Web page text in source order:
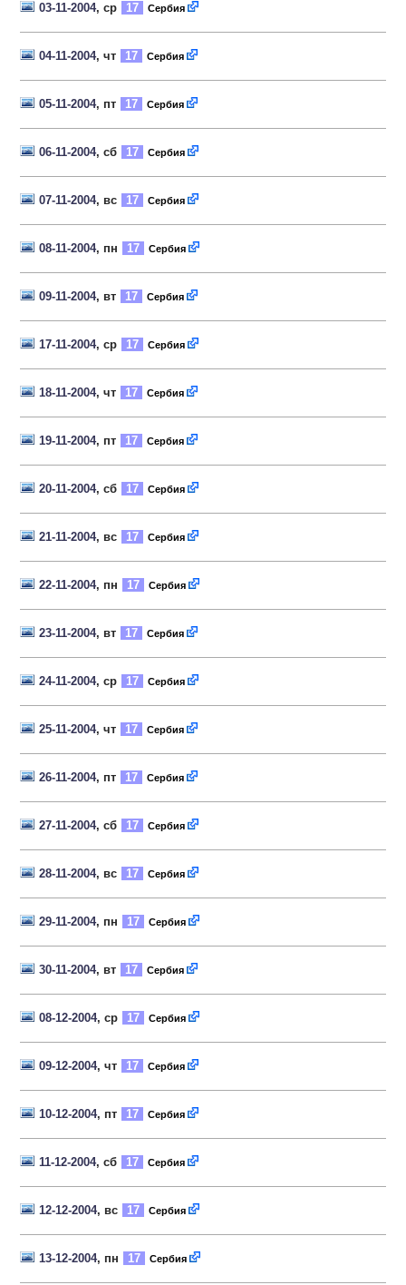
03-11-2004, ср 17 Сербия
04-11-2004, чт 17 Сербия
05-11-2004, пт 17 Сербия
06-11-2004, сб 17 Сербия
07-11-2004, вс 17 Сербия
08-11-2004, пн 17 Сербия
09-11-2004, вт 17 Сербия
17-11-2004, ср 17 Сербия
18-11-2004, чт 17 Сербия
19-11-2004, пт 17 Сербия
20-11-2004, сб 17 Сербия
21-11-2004, вс 17 Сербия
22-11-2004, пн 17 Сербия
23-11-2004, вт 17 Сербия
24-11-2004, ср 17 Сербия
25-11-2004, чт 17 Сербия
26-11-2004, пт 17 Сербия
27-11-2004, сб 17 Сербия
28-11-2004, вс 17 Сербия
29-11-2004, пн 17 Сербия
30-11-2004, вт 17 Сербия
08-12-2004, ср 17 Сербия
09-12-2004, чт 17 Сербия
10-12-2004, пт 17 Сербия
11-12-2004, сб 17 Сербия
12-12-2004, вс 17 Сербия
13-12-2004, пн 17 Сербия